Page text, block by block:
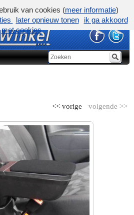
volgende >>
<< vorige
van cookies (meer informatie)
later opnieuw tonen
ik ga akkoord
met cookies